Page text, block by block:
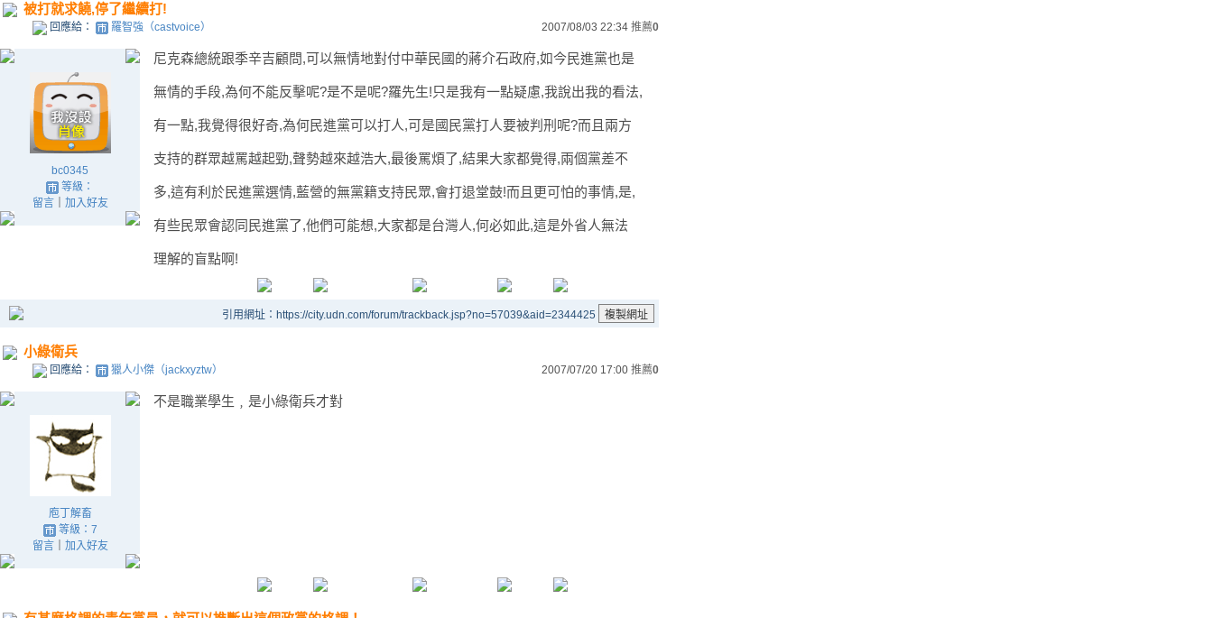
被打就求饒,停了繼續打!
回應給： 羅智強（castvoice） 2007/08/03 22:34 推薦0
bc0345
等級：
留言｜ 加入好友
尼克森總統跟季辛吉顧問,可以無情地對付中華民國的蔣介石政府,如今民進黨也是
無情的手段,為何不能反擊呢?是不是呢?羅先生!只是我有一點疑慮,我說出我的看法,
有一點,我覺得很好奇,為何民進黨可以打人,可是國民黨打人要被判刑呢?而且兩方
支持的群眾越罵越起勁,聲勢越來越浩大,最後罵煩了,結果大家都覺得,兩個黨差不
多,這有利於民進黨選情,藍營的無黨籍支持民眾,會打退堂鼓!而且更可怕的事情,是,
有些民眾會認同民進黨了,他們可能想,大家都是台灣人,何必如此,這是外省人無法
理解的盲點啊!
引用網址：https://city.udn.com/forum/trackback.jsp?no=57039&aid=2344425
小綠衛兵
回應給： 獵人小傑（jackxyztw） 2007/07/20 17:00 推薦0
庖丁解畜
等級：7
留言｜ 加入好友
不是職業學生﹐是小綠衛兵才對